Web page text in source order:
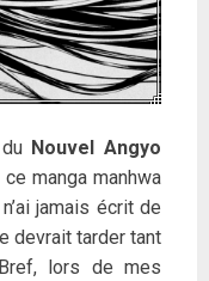
Nouvel Angyo
manga manhwa
jamais écrit de
devrait tarder tant
lors de mes